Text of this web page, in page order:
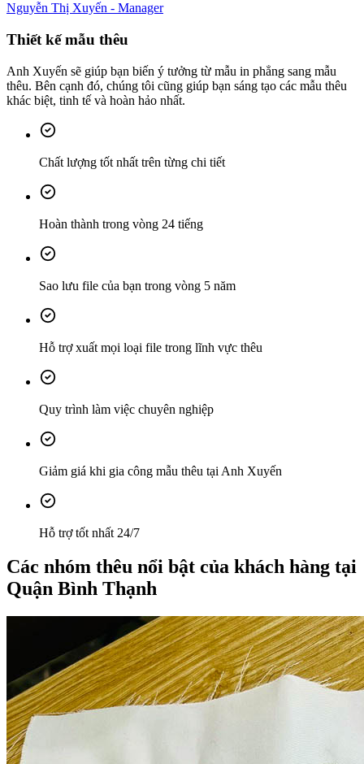
Nguyễn Thị Xuyến - Manager
Thiết kế mẫu thêu
Anh Xuyến sẽ giúp bạn biến ý tưởng từ mẫu in phẳng sang mẫu
thêu. Bên cạnh đó, chúng tôi cũng giúp bạn sáng tạo các mẫu thêu
khác biệt, tinh tế và hoàn hảo nhất.
Chất lượng tốt nhất trên từng chi tiết
Hoàn thành trong vòng 24 tiếng
Sao lưu file của bạn trong vòng 5 năm
Hỗ trợ xuất mọi loại file trong lĩnh vực thêu
Quy trình làm việc chuyên nghiệp
Giảm giá khi gia công mẫu thêu tại Anh Xuyến
Hỗ trợ tốt nhất 24/7
Các nhóm thêu nổi bật của khách hàng tại
Quận Bình Thạnh